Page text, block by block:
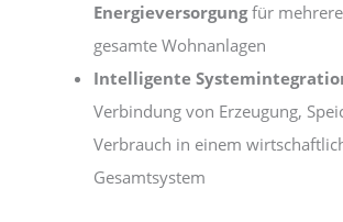
Energieversorgungfür
gesamte Wohnanlagen
Intelligente
Verbindung von Erzeugung,
Verbrauch in einem
Gesamtsystem